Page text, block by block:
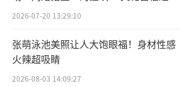
焦虑？
2026-07-20 13:29:10
张萌泳池美照让人大饱眼福！身材性感
火辣超吸睛
2026-08-03 14:09:27